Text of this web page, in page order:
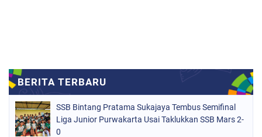
SSB Bintang Pratama Sukajaya Tembus Semifinal
Liga Junior Purwakarta Usai Taklukkan SSB Mars 2-
0